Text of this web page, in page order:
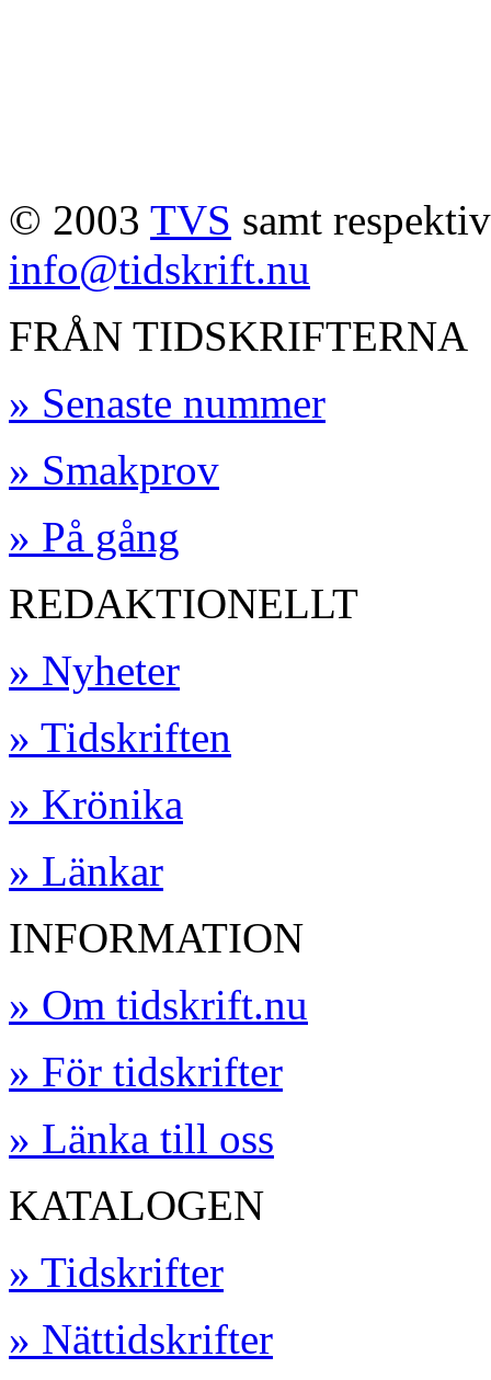
© 2003 TVS samt
info@tidskrift.nu
FRÅN TIDSKRIFTERNA
» Senaste nummer
» Smakprov
» På gång
REDAKTIONELLT
» Nyheter
» Tidskriften
» Krönika
» Länkar
INFORMATION
» Om tidskrift.nu
» För tidskrifter
» Länka till oss
KATALOGEN
» Tidskrifter
» Nättidskrifter